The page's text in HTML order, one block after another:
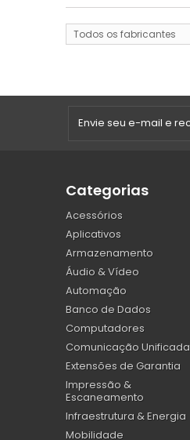
Todos os fabricantes
Categorias
Acessórios
Aplicativos
Armazenamento
Áudio & Vídeo
Automação
Banco de Dados
Computadores
Comunicação Unificada
Extensões de Garantia
Impressão &
Escaneamento
Infraestrutura & Energia
Mobilidade